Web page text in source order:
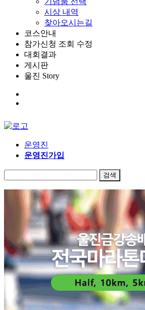
시상 내역
찾아오시는길
코스안내
참가신청 조회 수정
대회결과
게시판
울진 Story
운영진
운영진가입